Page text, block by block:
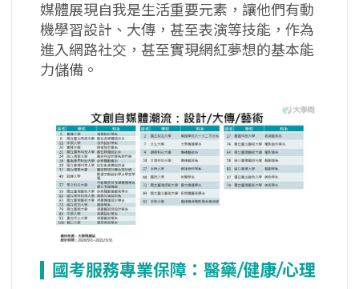
媒體展現自我是生活重要元素，讓他們有動
機學習設計、大傳，甚至表演等技能，作為
進入網路社交，甚至實現網紅夢想的基本能
力儲備。
國考服務專業保障：醫藥/健康/心理